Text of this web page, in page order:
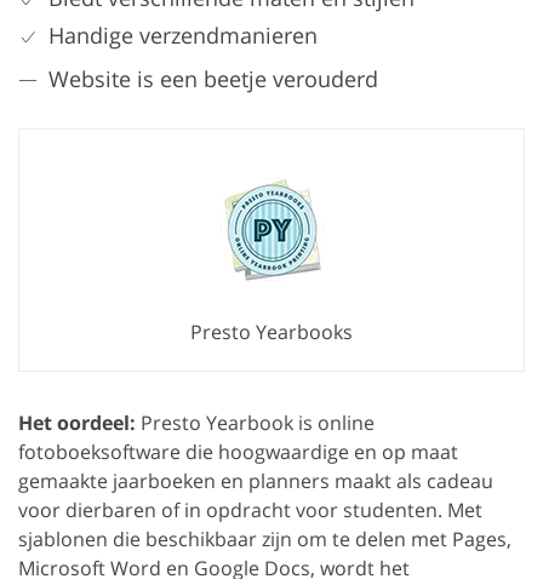
Handige verzendmanieren
Website is een beetje verouderd
Presto Yearbooks
Het oordeel: Presto Yearbook is online
fotoboeksoftware die hoogwaardige en op maat
gemaakte jaarboeken en planners maakt als cadeau
voor dierbaren of in opdracht voor studenten. Met
sjablonen die beschikbaar zijn om te delen met Pages,
Microsoft Word en Google Docs, wordt het